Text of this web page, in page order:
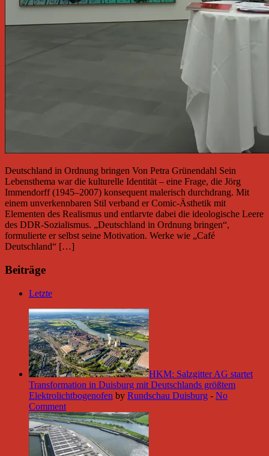
Deutschland in Ordnung bringen Von Petra Grünendahl Sein
Lebensthema war die kulturelle Identität – eine Frage, die Jörg
Immendorff (1945–2007) konsequent malerisch durchdrang. Mit
einem unverkennbaren Stil verband er Comic-Ästhetik mit
Elementen des Realismus und entlarvte dabei die ideologische Leere
des DDR-Sozialismus. „Deutschland in Ordnung bringen“,
formulierte er selbst seine Motivation. Werke wie „Café
Deutschland“ […]
Beiträge
Letzte
HKM: Salzgitter AG startet
Transformation in Duisburg mit Deutschlands größtem
Elektrolichtbogenofen by Rundschau Duisburg - No
Comment